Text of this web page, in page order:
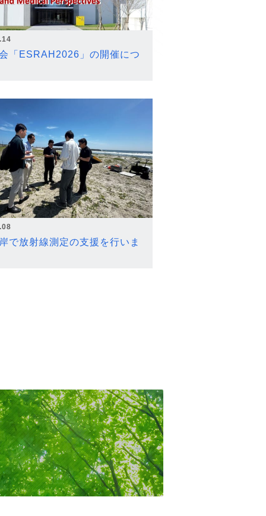
「ESRAH2026」の開催につ
で放射線測定の支援を行いま